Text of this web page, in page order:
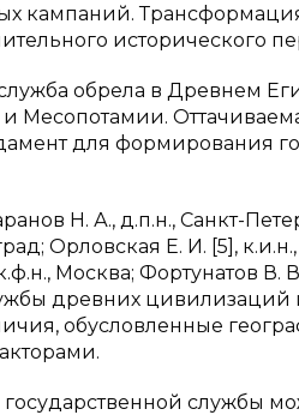
кампаний.
исторического
обрела в Древнем
для формирования
Н. А., д.п.н., Санкт-
Орловская Е. И. [5],
Москва; Фортунатов В.
древних
обусловленные
службы